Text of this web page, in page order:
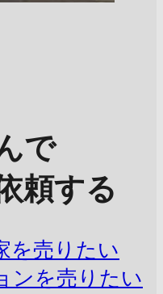
で
頼する
を売りたい
ンを売りたい